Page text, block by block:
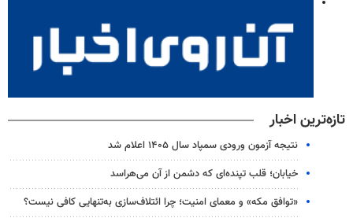
تازه‌ترین اخبار
نتیجه آزمون ورودی سمپاد سال ۱۴۰۵ اعلام شد
خیابان؛ قلب تپنده‌ای که دشمن از آن می‌هراسد
«توافق مکه» و معمای امنیت؛ چرا ائتلاف‌سازی به‌تنهایی کافی نیست؟